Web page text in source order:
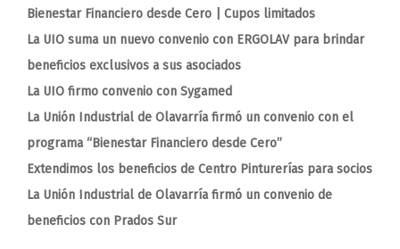
Bienestar Financiero desde Cero | Cupos limitados
La UIO suma un nuevo convenio con ERGOLAV para brindar
beneficios exclusivos a sus asociados
La UIO firmo convenio con Sygamed
La Unión Industrial de Olavarría firmó un convenio con el
programa “Bienestar Financiero desde Cero”
Extendimos los beneficios de Centro Pinturerías para socios
La Unión Industrial de Olavarría firmó un convenio de
beneficios con Prados Sur